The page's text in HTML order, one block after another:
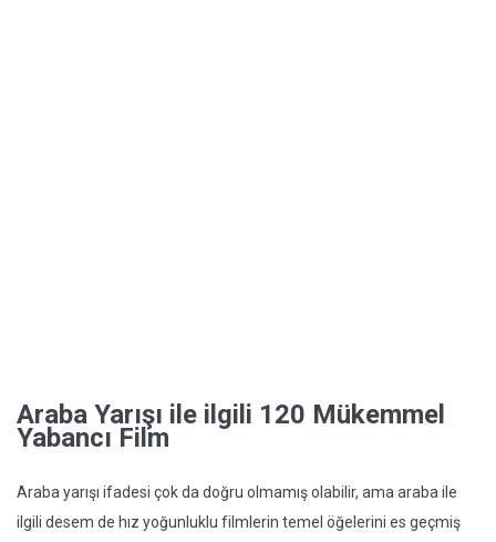
Araba Yarışı ile ilgili 120 Mükemmel
Yabancı Film
Araba yarışı ifadesi çok da doğru olmamış olabilir, ama araba ile
ilgili desem de hız yoğunluklu filmlerin temel öğelerini es geçmiş